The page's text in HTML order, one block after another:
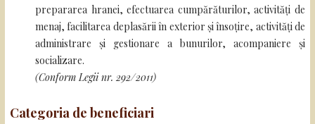
prepararea hranei, efectuarea cumpărăturilor, activități de
menaj, facilitarea deplasării în exterior și însoțire, activități de
administrare și gestionare a bunurilor, acompaniere și
socializare.
(Conform Legii nr. 292/2011)
Categoria de beneficiari